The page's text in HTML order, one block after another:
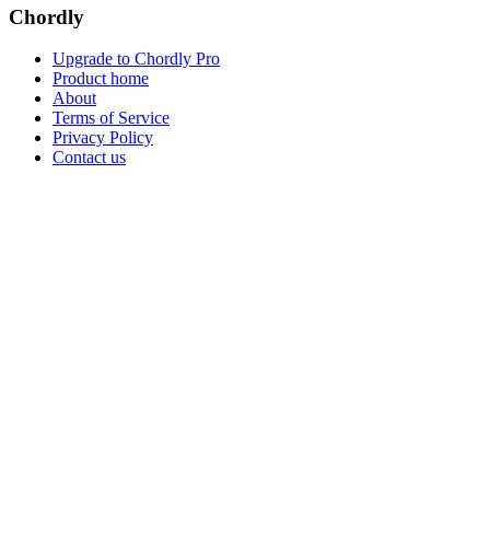
Chordly
Upgrade to Chordly Pro
Product home
About
Terms of Service
Privacy Policy
Contact us